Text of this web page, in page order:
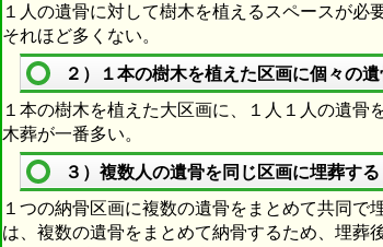
１人の遺骨に対して樹木を植えるスペースが
それほど多くない。
２）１本の樹木を植えた区画に個々の
１本の樹木を植えた大区画に、１人１人の遺
木葬が一番多い。
３）複数人の遺骨を同じ区画に埋葬する
１つの納骨区画に複数の遺骨をまとめて共同
は、複数の遺骨をまとめて納骨するため、埋葬